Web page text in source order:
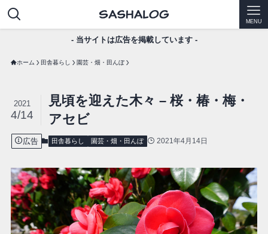
MENU
- 当サイトは広告を掲載しています -
ホーム 田舎暮らし 園芸・畑・田んぼ
見頃を迎えた木々 – 桜・椿・梅・
アセビ
2021
4/14
広告 田舎暮らし 園芸・畑・田んぼ 2021年4月14日